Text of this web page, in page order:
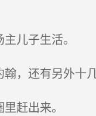
儿子生活。
，还有另外十几
赶出来。